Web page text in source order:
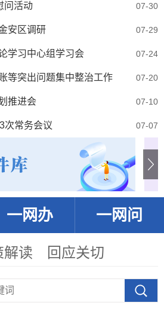
问活动 07-30
安区调研 07-29
学习中心组学习会 07-24
等突出问题集中整治工作 07-20
推进会 07-10
次常务会议 07-07
一网办 一网问
解读 回应关切